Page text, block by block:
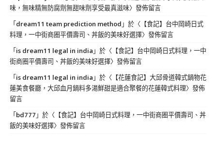
味，無味精無防腐劑無甜味劑享受最真滋味〉發佈留言
「dream11 team prediction method 」於〈 【食記】台中岡崎日式
料理，一中街商圈平價壽司、丼飯的美味好選擇〉發佈留言
「is dream11 legal in india 」於〈 【食記】台中岡崎日式料理，一中
街商圈平價壽司、丼飯的美味好選擇〉發佈留言
「is dream11 legal in india 」於〈 【花蓮食記】大邱骨道韓式鍋物花
蓮美食餐廳，大邱血月鍋料多湯鮮甜是適合聚餐的花蓮韓式料理〉發佈
留言
「bd777 」於〈 【食記】台中岡崎日式料理，一中街商圈平價壽司、丼
飯的美味好選擇〉發佈留言